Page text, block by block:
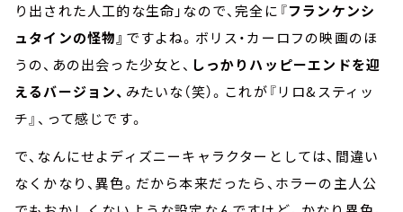
り出された人工的な生命」なので、完全に『フランケンシ
ュタインの怪物』 ですよね。ボリス・カーロフの映画のほ
うの、あの出会った少女と、 しっかりハッピーエンドを迎
えるバージョン、 みたいな（笑）。これが『リロ&スティッ
チ』、って感じです。
で、なんにせよディズニーキャラクターとしては、間違い
なくかなり、異色。だから本来だったら、ホラーの主人公